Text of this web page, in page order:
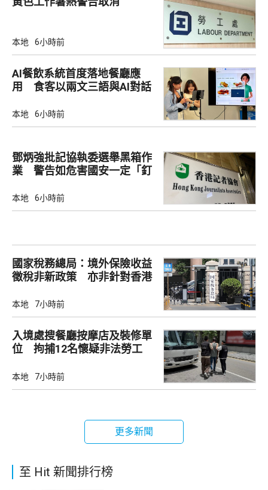
本地 6小時前
AI餐飲系統首度落地餐廳應
用 食客以兩文三語與AI對話
本地 6小時前
鄧炳強批記協執委選舉黑箱作
業 警告如危害國安一定「釘
本地 6小時前
國家稅務總局：境外保險收益
徵稅非新政策 亦非針對香港
本地 7小時前
入境處搜餐廳按摩店及裝修單
位 拘捕12名懷疑非法勞工
本地 7小時前
更多新聞
至 Hit 新聞排行榜